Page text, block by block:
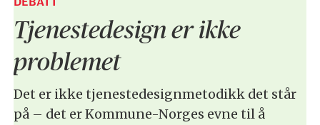
Tjenestedesign er ikke
problemet
Det er ikke tjenestedesignmetodikk det står
på – det er Kommune-Norges evne til å